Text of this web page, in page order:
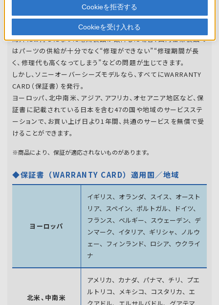
世界47の国や地域で共通の保証サービスを実施し
ています。
海外にお持ちになった電気製品が故障した場合、国内仕様製品で
はパーツの供給が十分でなく“修理ができない”“修理期間が長
く、修理代も高くなってしまう”などの問題が生じてきます。
しかし、ソニーオーバーシーズモデルなら、すべてにWARRANTY
CARD（保証書）を発行。
ヨーロッパ、北中南米、アジア、アフリカ、オセアニア地区など、保
証書に記載されている日本を含む47の国や地域のサービスステ
ーションで、お買い上げ日より1年間、共通のサービスを無償で受
けることができます。
※商品により、保証が適応されないものがあります。
◆保証書（WARRANTY CARD）適用国／地域
ヨーロッパ
イギリス、オランダ、スイス、オースト
リア、スペイン、 ポルトガル、ドイツ、
フランス、ベルギー、スウェーデン、 デ
ンマーク、イタリア、ギリシャ、ノルウ
ェー、フィンランド、 ロシア、ウクライ
ナ
北米、中南米
アメリカ、カナダ、パナマ、チリ、プエ
ルトリコ、メキシコ、 コスタリカ、エ
クアドル、エルサルバドル、グアテマ
Cookieを拒否する
Cookieを受け入れる